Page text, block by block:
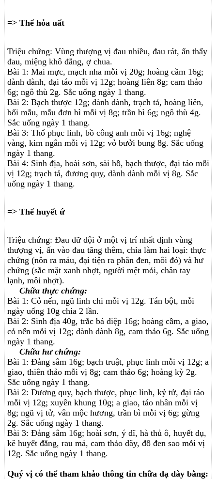
=> Thể hỏa uất
Triệu chứng: Vùng thượng vị đau nhiều, đau rát, ấn thấy
đau, miệng khô đắng, ợ chua.
Bài 1: Mai mực, mạch nha mỗi vị 20g; hoàng cầm 16g;
dành dành, đại táo mỗi vị 12g; hoàng liên 8g; cam thảo
6g; ngô thù 2g. Sắc uống ngày 1 thang.
Bài 2: Bạch thược 12g; dành dành, trạch tả, hoàng liên,
bối mẫu, mẫu đơn bì mỗi vị 8g; trần bì 6g; ngô thù 4g.
Sắc uống ngày 1 thang.
Bài 3: Thổ phục linh, bồ công anh mỗi vị 16g; nghệ
vàng, kim ngân mỗi vị 12g; vỏ bưởi bung 8g. Sắc uống
ngày 1 thang.
Bài 4: Sinh địa, hoài sơn, sài hồ, bạch thược, đại táo mỗi
vị 12g; trạch tả, đương quy, dành dành mỗi vị 8g. Sắc
uống ngày 1 thang.
=> Thể huyết ứ
Triệu chứng: Đau dữ dội ở một vị trí nhất định vùng
thượng vị, ấn vào đau tăng thêm, chia làm hai loại: thực
chứng (nôn ra máu, đại tiện ra phân đen, môi đỏ) và hư
chứng (sắc mặt xanh nhợt, người mệt mỏi, chân tay
lạnh, môi nhợt).
Chữa thực chứng:
Bài 1: Cỏ nến, ngũ linh chi mỗi vị 12g. Tán bột, mỗi
ngày uống 10g chia 2 lần.
Bài 2: Sinh địa 40g, trắc bá diệp 16g; hoàng cầm, a giao,
cỏ nến mỗi vị 12g; dành dành 8g, cam thảo 6g. Sắc uống
ngày 1 thang.
Chữa hư chứng:
Bài 1: Đảng sâm 16g; bạch truật, phục linh mỗi vị 12g; a
giao, thiên thảo mỗi vị 8g; cam thảo 6g; hoàng kỳ 2g.
Sắc uống ngày 1 thang.
Bài 2: Đương quy, bạch thược, phục linh, kỷ tử, đại táo
mỗi vị 12g; xuyên khung 10g; a giao, táo nhân mỗi vị
8g; ngũ vị tử, vân mộc hương, trần bì mỗi vị 6g; gừng
2g. Sắc uống ngày 1 thang.
Bài 3: Đảng sâm 16g; hoài sơn, ý dĩ, hà thủ ô, huyết dụ,
kê huyết đằng, rau má, cam thảo dây, đỗ đen sao mỗi vị
12g. Sắc uống ngày 1 thang.
Quý vị có thể tham khảo thông tin chữa dạ dày bằng: